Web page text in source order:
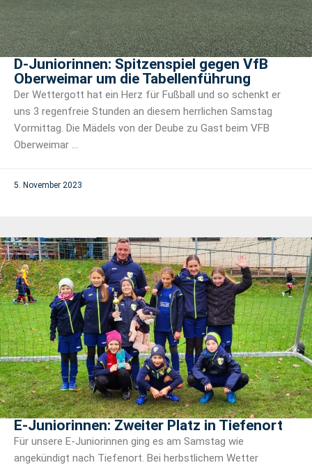
D-Juniorinnen: Spitzenspiel gegen VfB
Oberweimar um die Tabellenführung
Der Wettergott hat ein Herz für Fußball und so schenkt er
uns 3 regenfreie Stunden an diesem herrlichen Samstag
Vormittag. Die Mädels von der Deube zu Gast beim VFB
Oberweimar ...
5. November 2023
E-Juniorinnen: Zweiter Platz in Tiefenort
Für unsere E-Juniorinnen ging es am Samstag wie
angekündigt nach Tiefenort. Bei herbstlichem Wetter